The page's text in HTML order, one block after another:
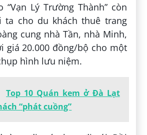
“Vạn Lý Trường Thành” còn
ta cho du khách thuê trang
cung nhà Tần, nhà Minh,
giá 20.000 đồng/bộ cho một
hình lưu niệm.
Top 10 Quán kem ở Đà Lạt
“phát cuồng”